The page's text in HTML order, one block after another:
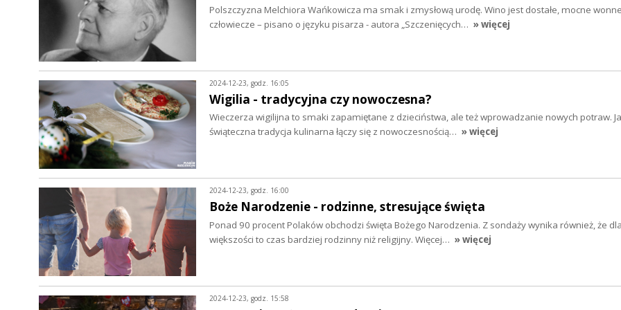
Polszczyzna Melchiora Wańkowicza ma smak i zmysłową urodę. Wino jest dostałe, mocne
człowiecze – pisano o języku pisarza - autora „Szczenięcych… » więcej
2024-12-23, godz. 16:05
Wigilia - tradycyjna czy nowoczesna?
Wieczerza wigilijna to smaki zapamiętane z dzieciństwa, ale też wprowadzanie nowych potraw.
świąteczna tradycja kulinarna łączy się z nowoczesnością… » więcej
2024-12-23, godz. 16:00
Boże Narodzenie - rodzinne, stresujące święta
Ponad 90 procent Polaków obchodzi święta Bożego Narodzenia. Z sondaży wynika również, że
większości to czas bardziej rodzinny niż religijny. Więcej… » więcej
2024-12-23, godz. 15:58